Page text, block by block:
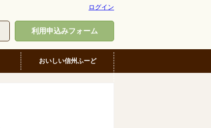
ログイン
利用申込みフォーム
おいしい信州ふーど